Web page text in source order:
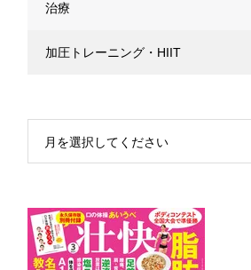
治療
加圧トレーニング・HIIT
月を選択してください